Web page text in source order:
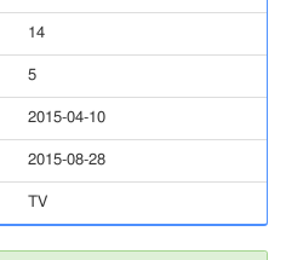
14
5
2015-04-10
2015-08-28
TV